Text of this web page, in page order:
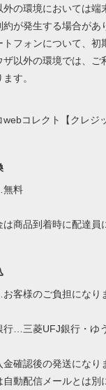
の環境においては端
が発生する場合があ
フォンについて、初
ザ以外の環境では、ご
す。
webコレクト【クレジ
料
は商品到着時に配達員
客様のご負担になり
行…三菱UFJ銀行・ゆ
確認後の発送になり
自動配信メールとは別